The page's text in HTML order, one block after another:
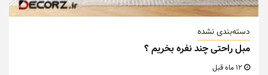
دسته‌بندی نشده
مبل راحتی چند نفره بخریم ؟